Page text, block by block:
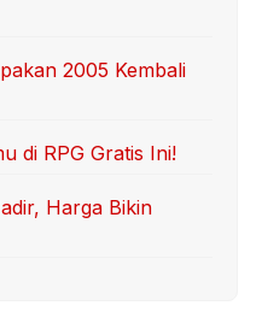
2005 Kembali
di RPG Gratis Ini!
Harga Bikin